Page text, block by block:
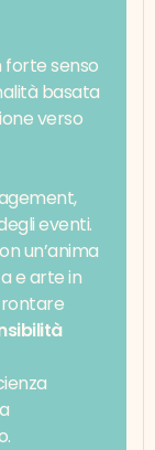
forte senso
basata
verso
eventi.
un’anima
e arte in